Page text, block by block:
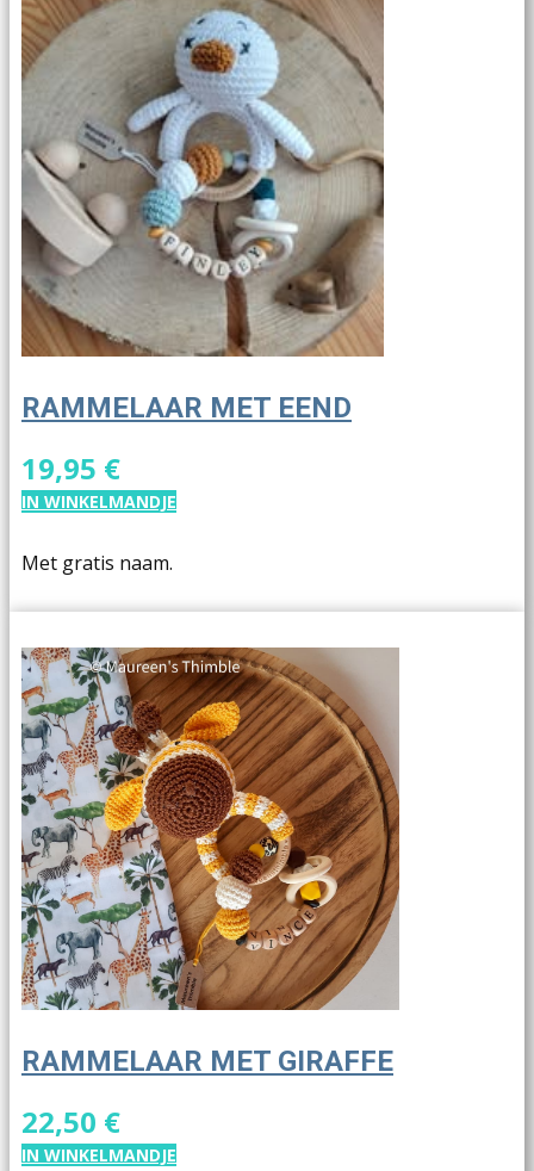
RAMMELAAR MET EEND
19,95 €
IN WINKELMANDJE
Met gratis naam.
RAMMELAAR MET GIRAFFE
22,50 €
IN WINKELMANDJE